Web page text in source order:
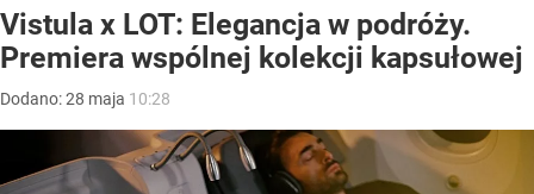
Vistula x LOT: Elegancja w podróży.
Premiera wspólnej kolekcji kapsułowej
Dodano:28 maja 10:28